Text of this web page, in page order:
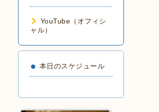
YouTube（オフィシ
ャル）
本日のスケジュール